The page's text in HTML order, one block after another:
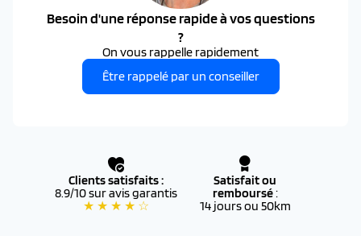
Besoin d'une réponse rapide à vos questions
?
On vous rappelle rapidement
Être rappelé par un conseiller
Clients satisfaits :
8.9/10 sur avis garantis
★ ★ ★ ★ ☆
Satisfait ou
remboursé:
14 jours ou 50km